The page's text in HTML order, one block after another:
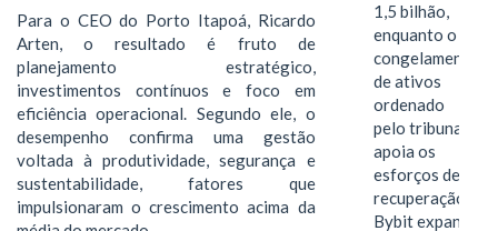
Para o CEO do Porto Itapoá, Ricardo
Arten, o resultado é fruto de
planejamento estratégico,
investimentos contínuos e foco em
eficiência operacional. Segundo ele, o
desempenho confirma uma gestão
voltada à produtividade, segurança e
sustentabilidade, fatores que
impulsionaram o crescimento acima da
1,5 bilhão,
enquanto o
congelamento
de ativos
ordenado
pelo tribunal
apoia os
esforços de
recuperação e
Bybit expande